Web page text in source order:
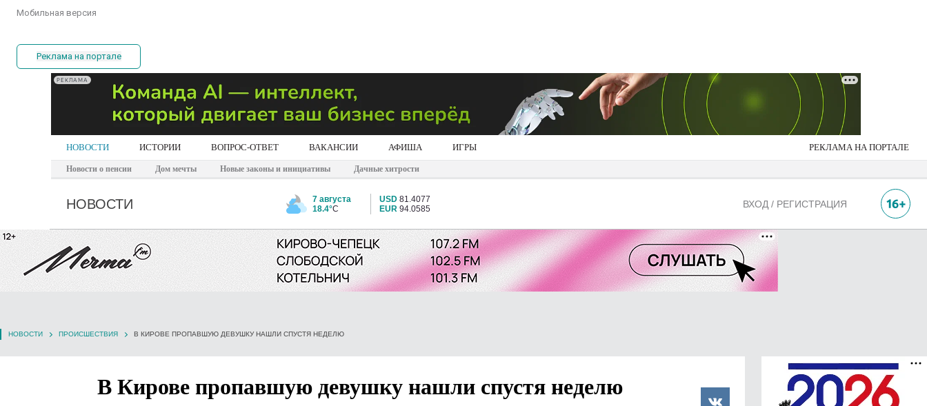
Мобильная версия
Реклама на портале
РЕКЛАМА
НОВОСТИ ИСТОРИИ ВОПРОС-ОТВЕТ ВАКАНСИИ АФИША ИГРЫ РЕКЛАМА НА ПОРТАЛЕ
Новости о пенсии Дом мечты Новые законы и инициативы Дачные хитрости
НОВОСТИ
7 августа
18.4°C
USD 81.4077
EUR 94.0585 ВХОД / РЕГИСТРАЦИЯ
НОВОСТИ ПРОИСШЕСТВИЯ В КИРОВЕ ПРОПАВШУЮ ДЕВУШКУ НАШЛИ СПУСТЯ НЕДЕЛЮ
В Кирове пропавшую девушку нашли спустя неделю